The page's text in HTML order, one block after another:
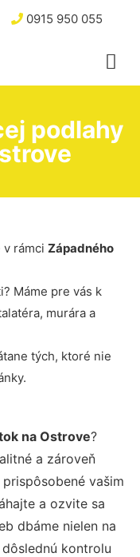
0915 950 055
podlahy
rámci Západného
Máme pre vás k
murára a
tých, ktoré nie
na Ostrove?
a zároveň
vašim
a ozvite sa
dbáme nielen na
kontrolu